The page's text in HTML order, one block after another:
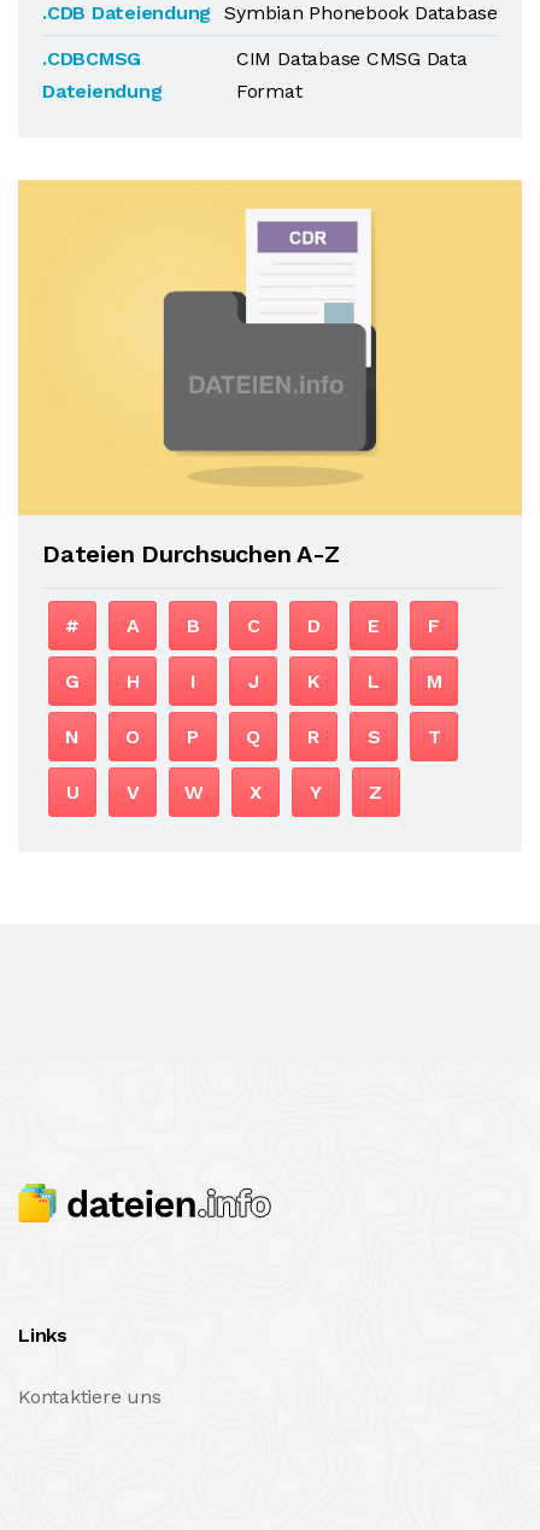
.CDB Dateiendung
Symbian Phonebook Database
.CDBCMSG
Dateiendung
CIM Database CMSG Data
Format
Dateien Durchsuchen A-Z
# A B C D E F
G H I J K L M
N O P Q R S T
U V W X Y Z
Links
Kontaktiere uns